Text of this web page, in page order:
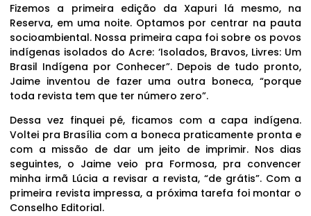
Fizemos a primeira edição da Xapuri lá mesmo, na
Reserva, em uma noite. Optamos por centrar na pauta
socioambiental. Nossa primeira capa foi sobre os povos
indígenas isolados do Acre: ‘Isolados, Bravos, Livres: Um
Brasil Indígena por Conhecer”. Depois de tudo pronto,
Jaime inventou de fazer uma outra boneca, “porque
toda revista tem que ter número zero”.
Dessa vez finquei pé, ficamos com a capa indígena.
Voltei pra Brasília com a boneca praticamente pronta e
com a missão de dar um jeito de imprimir. Nos dias
seguintes, o Jaime veio pra Formosa, pra convencer
minha irmã Lúcia a revisar a revista, “de grátis”. Com a
primeira revista impressa, a próxima tarefa foi montar o
Conselho Editorial.